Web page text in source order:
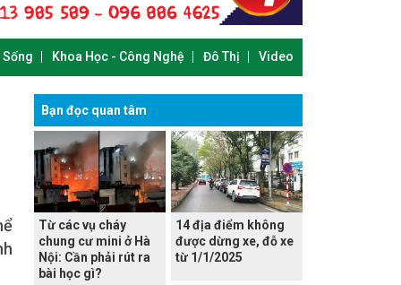
Khoa Học - Công Nghệ Đô Thị Video
Bạn đọc quan tâm
Từ các vụ cháy
chung cư mini ở Hà
Nội: Cần phải rút ra
bài học gì?
14 địa điểm không
được dừng xe, đỗ xe
từ 1/1/2025